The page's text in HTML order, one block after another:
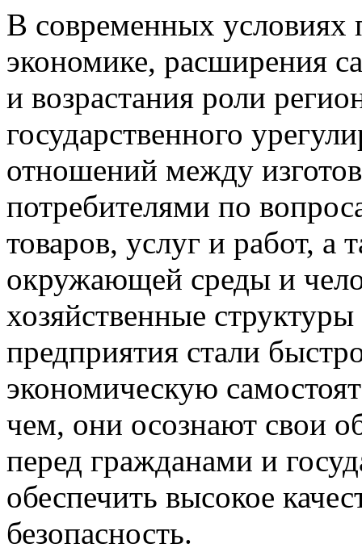
В современных условиях
экономике, расширения
и возрастания роли
государственного
отношений между
потребителями по
товаров, услуг и работ, а
окружающей среды и
хозяйственные
предприятия стали
экономическую
чем, они осознают свои
перед гражданами и
обеспечить высокое
безопасность.